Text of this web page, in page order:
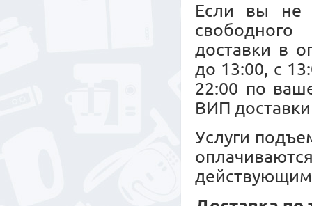
Если вы не
свободного
доставки в
до 13:00, с
22:00 по
ВИП
Услуги